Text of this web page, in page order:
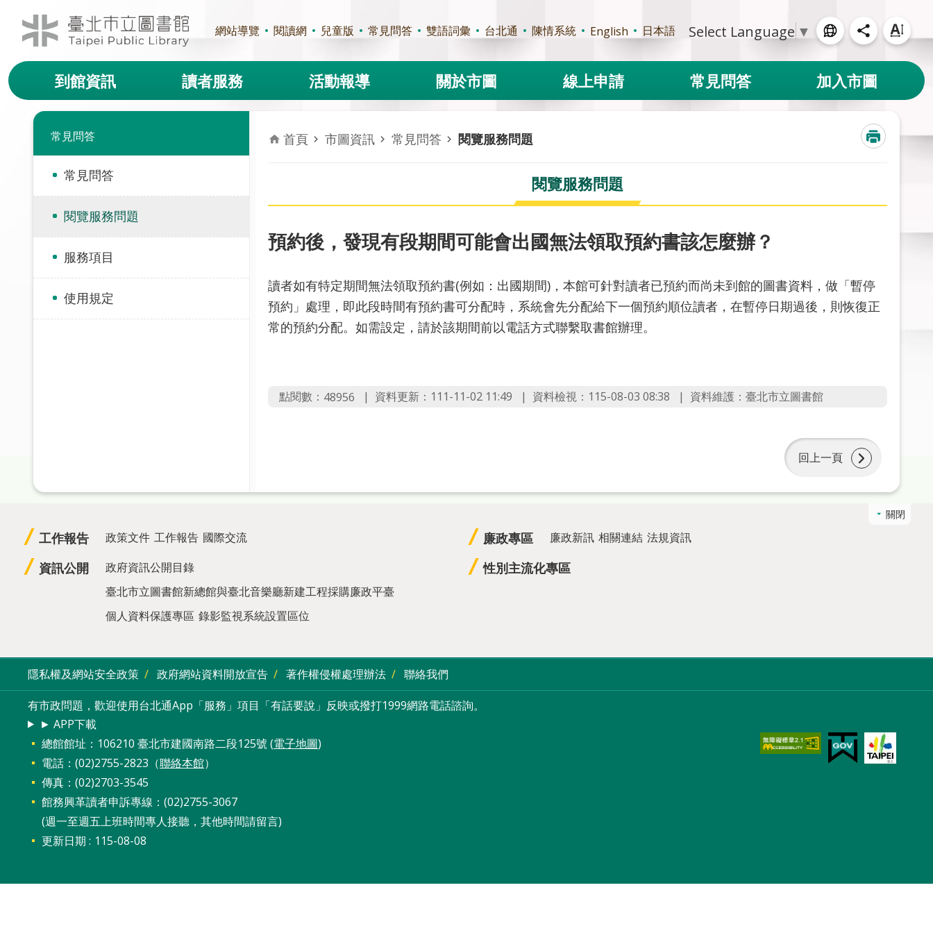
跳到主要內容區塊
網站導覽 閱讀網 兒童版 常見問答 雙語詞彙 台北通 陳情系統 English 日本語 Select Language ▼
到館資訊 讀者服務 活動報導 關於市圖 線上申請 常見問答 加入市圖
常見問答
常見問答
閱覽服務問題
服務項目
使用規定
首頁 市圖資訊 常見問答 閱覽服務問題
閱覽服務問題
預約後，發現有段期間可能會出國無法領取預約書該怎麼辦？
讀者如有特定期間無法領取預約書(例如：出國期間)，本館可針對讀者已預約而尚未到館的圖書資料，做「暫停
預約」處理，即此段時間有預約書可分配時，系統會先分配給下一個預約順位讀者，在暫停日期過後，則恢復正
常的預約分配。如需設定，請於該期間前以電話方式聯繫取書館辦理。
點閱數： 48956 資料更新：111-11-02 11:49 資料檢視：115-08-03 08:38 資料維護：臺北市立圖書館
回上一頁
關閉
工作報告 政策文件 工作報告 國際交流
資訊公開
政府資訊公開目錄
臺北市立圖書館新總館與臺北音樂廳新建工程採購廉政平臺
個人資料保護專區 錄影監視系統設置區位
廉政專區 廉政新訊 相關連結 法規資訊
性別主流化專區
隱私權及網站安全政策 政府網站資料開放宣告 著作權侵權處理辦法 聯絡我們
有市政問題，歡迎使用台北通App「服務」項目「有話要說」反映或撥打1999網路電話諮詢。
► APP下載
總館館址：106210 臺北市建國南路二段125號 (電子地圖)
電話：(02)2755-2823（聯絡本館）
傳真：(02)2703-3545
館務興革讀者申訴專線：(02)2755-3067
(週一至週五上班時間專人接聽，其他時間請留言)
更新日期
115-08-08